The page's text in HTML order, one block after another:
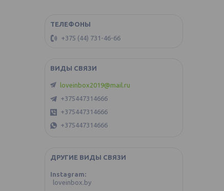
+375 (44) 731-46-66
loveinbox2019@mail.ru
+375447314666
+375447314666
+375447314666
ДРУГИЕ ВИДЫ СВЯЗИ
Instagram
loveinbox.by